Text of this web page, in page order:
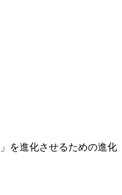
」を進化させるための進化